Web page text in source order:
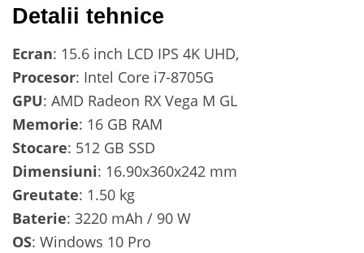
Detalii tehnice
Ecran: 15.6 inch LCD IPS 4K UHD,
Procesor: Intel Core i7-8705G
GPU: AMD Radeon RX Vega M GL
Memorie: 16 GB RAM
Stocare: 512 GB SSD
Dimensiuni: 16.90x360x242 mm
Greutate: 1.50 kg
Baterie: 3220 mAh / 90 W
OS: Windows 10 Pro